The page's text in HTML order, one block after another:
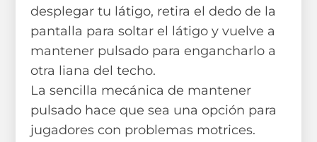
desplegar tu látigo, retira el dedo de la
pantalla para soltar el látigo y vuelve a
mantener pulsado para engancharlo a
otra liana del techo.
La sencilla mecánica de mantener
pulsado hace que sea una opción para
jugadores con problemas motrices.